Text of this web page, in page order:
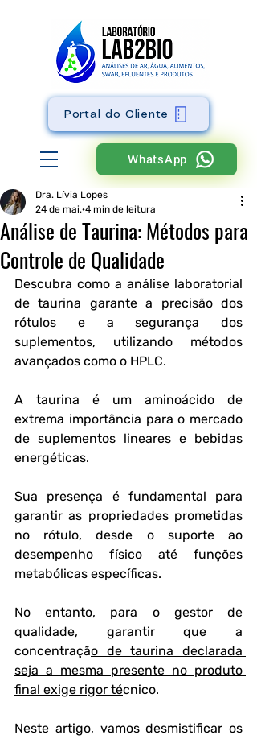
WhatsApp
Portal do Cliente
Análise de Taurina: Métodos para
Controle de Qualidade
Dra. Lívia Lopes
24 de mai. 4 min de leitura
Descubra como a análise laboratorial
de taurina garante a precisão dos
rótulos e a segurança dos
suplementos, utilizando métodos
avançados como o HPLC.
A taurina é um aminoácido de
extrema importância para o mercado
de suplementos lineares e bebidas
energéticas.
Sua presença é fundamental para
garantir as propriedades prometidas
no rótulo, desde o suporte ao
desempenho físico até funções
metabólicas específicas.
No entanto, para o gestor de
qualidade, garantir que a
concentração de taurina declarada
seja a mesma presente no produto
final exige rigor técnico.
Neste artigo, vamos desmistificar os